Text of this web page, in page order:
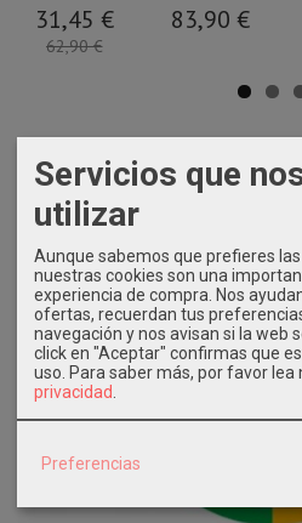
31,45 €
62,90 €
83,90 €
Servicios que
utilizar
Aunque sabemos que prefieres
nuestras cookies son una
experiencia de compra. Nos
ofertas, recuerdan tus
navegación y nos avisan si la web
click en "Aceptar" confirmas que
uso. Para saber más, por favor lea
privacidad
Preferencias